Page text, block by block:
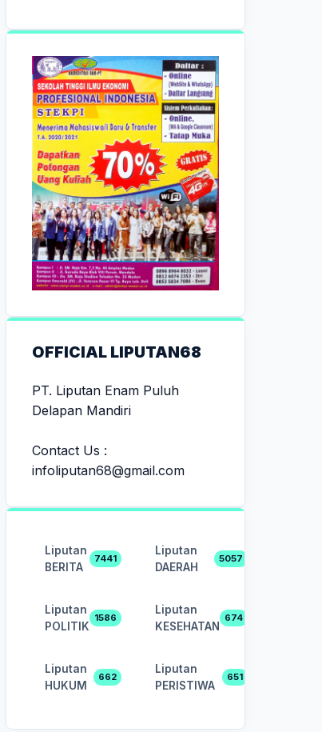
OFFICIAL LIPUTAN68
PT. Liputan Enam Puluh
Delapan Mandiri
Contact Us :
infoliputan68@gmail.com
Liputan
BERITA
7441
Liputan
DAERAH
5057
Liputan
POLITIK
1586
Liputan
KESEHATAN
674
Liputan
HUKUM
662
Liputan
PERISTIWA
651